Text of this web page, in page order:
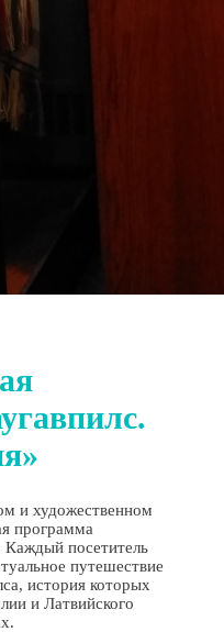
и художественном
программа
Каждый посетитель
путешествие
история которых
и Латвийского